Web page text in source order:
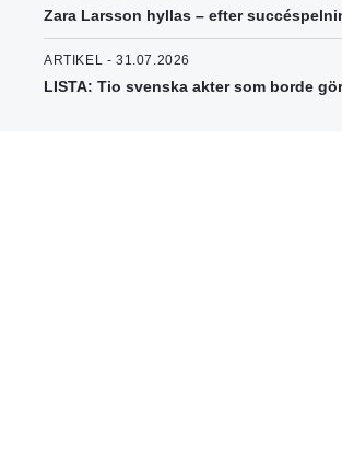
Zara Larsson hyllas – efter
ARTIKEL - 31.07.2026
LISTA: Tio svenska akter som borde